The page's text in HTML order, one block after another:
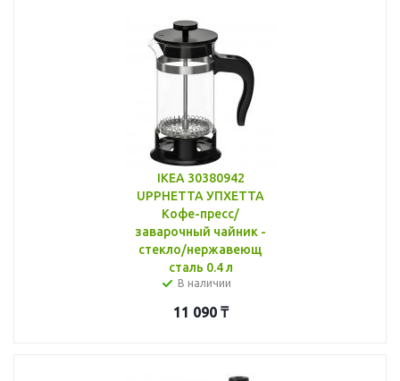
IKEA 30380942
UPPHETTA УПХЕТТА
Кофе-пресс/
заварочный чайник -
стекло/нержавеющ
сталь 0.4 л
В наличии
11 090₸